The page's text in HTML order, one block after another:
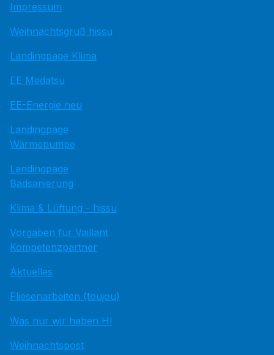
Impressum
Weihnachtsgruß hissu
Landingpage Klima
EE Medatsu
EE-Energie neu
Landingpage
Wärmepumpe
Landingpage
Badsanierung
Klima & Lüftung - hissu
Vorgaben für Vaillant
Kompetenzpartner
Aktuelles
Fliesenarbeiten (toujou)
Was nur wir haben HI
Weihnachtspost